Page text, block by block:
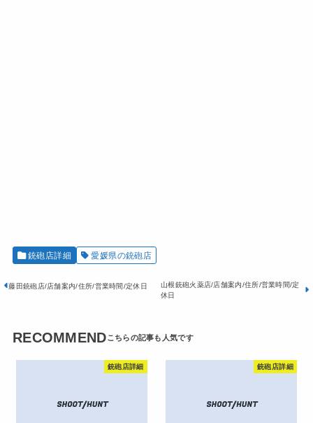
銃砲店詳細 愛媛県の銃砲店
藤田銃砲店/店舗案内/住所/営業時間/定休日
山根銃砲火薬店/店舗案内/住所/営業時間/定
休日
RECOMMEND
銃砲店詳細 銃砲店詳細